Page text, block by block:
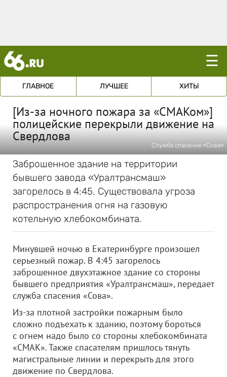
☰
ГЛАВНОЕ ЛУЧШЕЕ ХИТЫ
[Из-за ночного пожара за «СМАКом»]
полицейские перекрыли движение на
Свердлова
Служба спасения «Сова»
Заброшенное здание на территории
бывшего завода «Уралтрансмаш»
загорелось в 4:45. Существовала угроза
распространения огня на газовую
котельную хлебокомбината.
Минувшей ночью в Екатеринбурге произошел
серьезный пожар. В 4:45 загорелось
заброшенное двухэтажное здание со стороны
бывшего предприятия «Уралтрансмаш», передает
служба спасения «Сова».
Из-за плотной застройки пожарным было
сложно подъехать к зданию, поэтому бороться
с огнем надо было со стороны хлебокомбината
«СМАК». Также спасателям пришлось тянуть
магистральные линии и перекрыть для этого
движение по Свердлова.